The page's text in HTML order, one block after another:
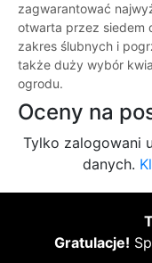
zagwarantować
otwarta przez siedem
zakres ślubnych i
także duży wybór
ogrodu.
Oceny na
Tylko zalogowani
danych.
Gratulacje!